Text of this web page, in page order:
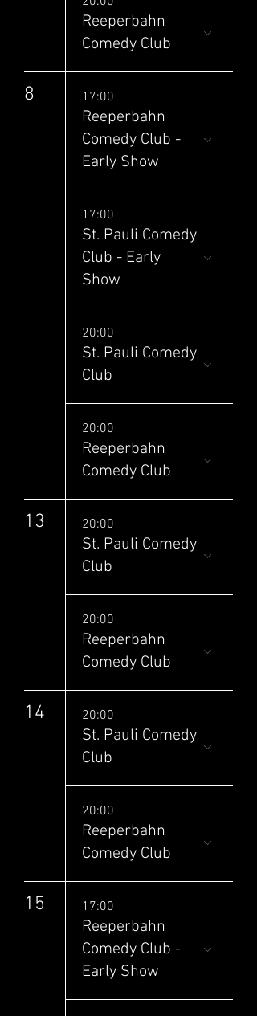
Reeperbahn
Comedy Club
8 17:00
Reeperbahn
Comedy Club -
Early Show
17:00
St. Pauli Comedy
Club - Early
Show
20:00
St. Pauli Comedy
Club
20:00
Reeperbahn
Comedy Club
13 20:00
St. Pauli Comedy
Club
20:00
Reeperbahn
Comedy Club
14 20:00
St. Pauli Comedy
Club
20:00
Reeperbahn
Comedy Club
15 17:00
Reeperbahn
Comedy Club -
Early Show